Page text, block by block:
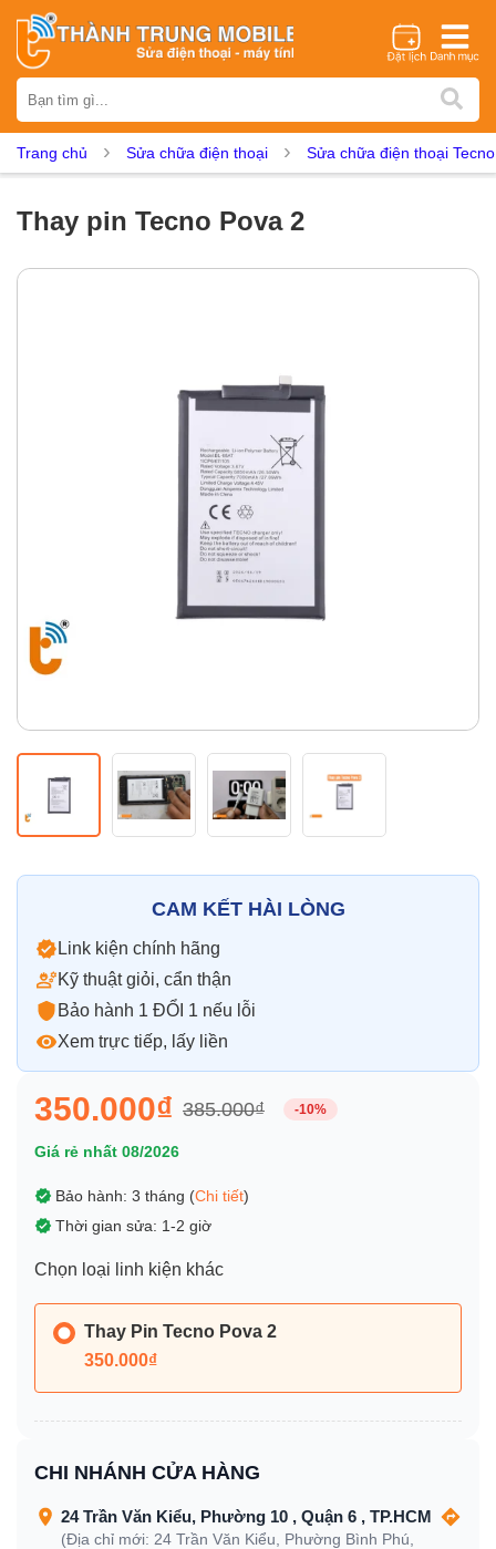
iPhone Samsung Oppo Xiaomi Realme Vivo
Huawei Nokia OnePlus
Thay màn hình
Màn hình Xiaomi Màn hình Realme
Màn hình Vsmart Màn hình Google Pixel
Pin Samsumg
Pin Realme
Trang chủ Sửa chữa điện thoại Sửa chữa điện thoại Tecno
Thay pin Tecno Pova 2
CAM KẾT HÀI LÒNG
Link kiện chính hãng
Kỹ thuật giỏi, cẩn thận
Bảo hành 1 ĐỔI 1 nếu lỗi
Xem trực tiếp, lấy liền
350.000₫ 385.000₫ -10%
Giá rẻ nhất 08/2026
Bảo hành: 3 tháng (Chi tiết)
Thời gian sửa: 1-2 giờ
Chọn loại linh kiện khác
Thay Pin Tecno Pova 2
350.000₫
CHI NHÁNH CỬA HÀNG
24 Trần Văn Kiểu, Phường 10 , Quận 6 , TP.HCM
(Địa chỉ mới: 24 Trần Văn Kiểu, Phường Bình Phú,